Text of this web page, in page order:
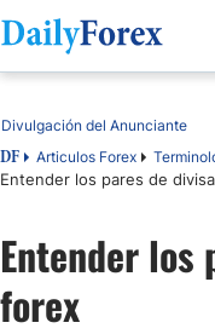
Tabla de contenidos
DF Articulos Forex
Entender los pares de
Divulgación del Anunciante
Entender los
forex